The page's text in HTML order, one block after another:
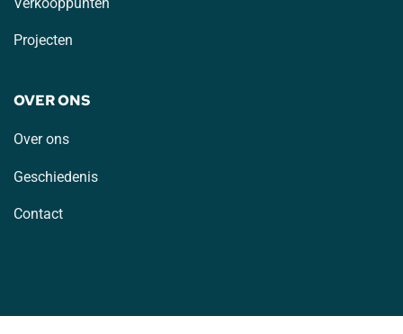
Projecten
OVER ONS
Over ons
Geschiedenis
Contact